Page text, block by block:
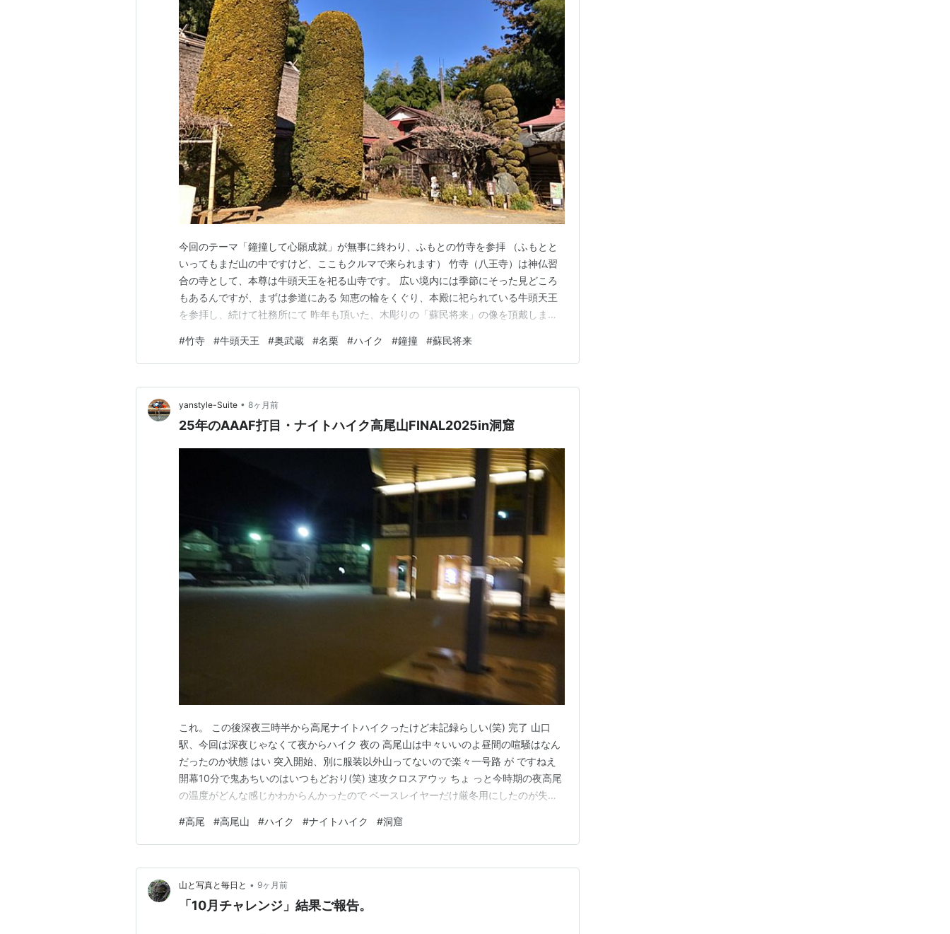
今回のテーマ「鐘撞して心願成就」が無事に終わり、ふもとの竹寺を参拝 （ふもとと
いってもまだ山の中ですけど、ここもクルマで来られます） 竹寺（八王寺）は神仏習
合の寺として、本尊は牛頭天王を祀る山寺です。 広い境内には季節にそった見どころ
もあるんですが、まずは参道にある 知恵の輪をくぐり、本殿に祀られている牛頭天王
を参拝し、続けて社務所にて 昨年も頂いた、木彫りの「蘇民将来」の像を頂戴しま
いて 職人さんが一体一体彫られています。（住職さんの話ですと、毎年授ける方も多
く 家のお守りとして祀っているようです。年季が入って趣き…
#竹寺 #牛頭天王 #奥武蔵 #名栗 #ハイク #鐘撞 #蘇民将来
yanstyle-Suite • 8ヶ月前
25年のAAAF打目・ナイトハイク高尾山FINAL2025in洞窟
これ。 この後深夜三時半から高尾ナイトハイクったけど未記録らしい(笑) 完了 山口
駅、今回は深夜じゃなくて夜からハイク 夜の 高尾山は中々いいのよ昼間の喧騒はなん
だったのか状態 はい 突入開始、別に服装以外山ってないので楽々一号路 が ですねえ
開幕10分で鬼あちいのはいつもどおり(笑) 速攻クロスアウッ ちょ っと今時期の夜高尾
の温度がどんな感じかわからんかったので ベースレイヤーだけ厳冬用にしたのが失敗
ト(笑) なんだかなあで中腹心のオアシス到着以降ライトいらずの明るさ。 そうここま
では漆黒だが上のが明るい高…
#高尾 #高尾山 #ハイク #ナイトハイク #洞窟
山と写真と毎日と • 9ヶ月前
「10月チャレンジ」結果ご報告。